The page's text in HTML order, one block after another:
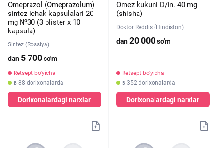
Omeprazol (Omeprazolum)
sintez ichak kapsulalari 20
mg №30 (3 blister х 10
kapsula)
Sintez (Rossiya)
dan 5 700so'm
Retsept bo'yicha
в 88 dorixonalarda
Dorixonalardagi narxlar
Omez kukuni D/in. 40 mg
(shisha)
Doktor Reddis (Hindiston)
dan20 000so'm
Retsept bo'yicha
в 352 dorixonalarda
Dorixonalardagi narxlar